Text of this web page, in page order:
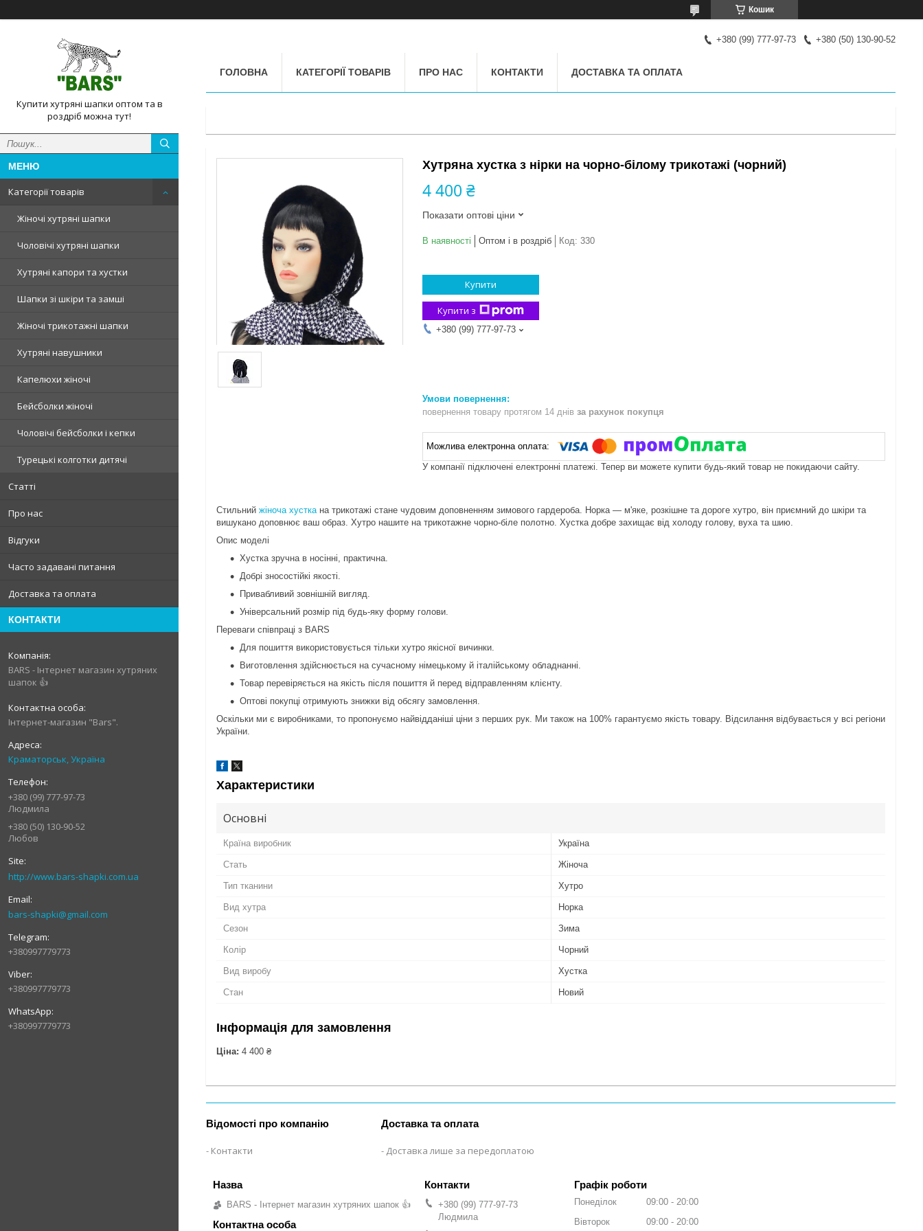
Кошик
Купити хутряні шапки оптом та в
роздріб можна тут!
Категорії товарів
Жіночі хутряні шапки
Чоловічі хутряні шапки
Хутряні капори та хустки
Шапки зі шкіри та замші
Жіночі трикотажні шапки
Хутряні навушники
Капелюхи жіночі
Бейсболки жіночі
Чоловічі бейсболки і кепки
Турецькі колготки дитячі
Статті
Про нас
Відгуки
Часто задавані питання
Доставка та оплата
КОНТАКТИ
BARS - Інтернет магазин хутряних
шапок 👍
Інтернет-магазин "Bars".
Краматорськ, Україна
+380 (99) 777-97-73
Людмила
+380 (50) 130-90-52
Любов
http://www.bars-shapki.com.ua
bars-shapki@gmail.com
+380997779773
+380997779773
+380997779773
+380 (99) 777-97-73 +380 (50) 130-90-52
ГОЛОВНА КАТЕГОРІЇ ТОВАРІВ ПРО НАС КОНТАКТИ ДОСТАВКА ТА ОПЛАТА
Хутряна хустка з нірки на чорно-білому трикотажі (чорний)
4 400 ₴
Показати оптові ціни
В наявності Оптом і в роздріб Код: 330
Купити
Купити з
+380 (99) 777-97-73
повернення товару протягом 14 днів за рахунок покупця
У компанії підключені електронні платежі. Тепер ви можете купити будь-який товар не покидаючи сайту.
Стильний жіноча хустка на трикотажі стане чудовим доповненням зимового гардероба. Норка — м'яке, розкішне та дороге хутро, він приємний до шкіри та
вишукано доповнює ваш образ. Хутро нашите на трикотажне чорно-біле полотно. Хустка добре захищає від холоду голову, вуха та шию.
Опис моделі
Хустка зручна в носінні, практична.
Добрі зносостійкі якості.
Привабливий зовнішній вигляд.
Універсальний розмір під будь-яку форму голови.
Переваги співпраці з BARS
Для пошиття використовується тільки хутро якісної вичинки.
Виготовлення здійснюється на сучасному німецькому й італійському обладнанні.
Товар перевіряється на якість після пошиття й перед відправленням клієнту.
Оптові покупці отримують знижки від обсягу замовлення.
Оскільки ми є виробниками, то пропонуємо найвідданіші ціни з перших рук. Ми також на 100% гарантуємо якість товару. Відсилання відбувається у всі регіони
України.
Характеристики
Основні
Країна виробник Україна
Стать Жіноча
Тип тканини Хутро
Вид хутра Норка
Сезон Зима
Колір Чорний
Вид виробу Хустка
Стан Новий
Інформація для замовлення
Ціна: 4 400 ₴
Відомості про компанію
Контакти
Доставка та оплата
Доставка лише за передоплатою
BARS - Інтернет магазин хутряних шапок 👍
+380 (99) 777-97-73
Людмила
Графік роботи
Понеділок 09:00
20:00
Вівторок
09:00 20:00